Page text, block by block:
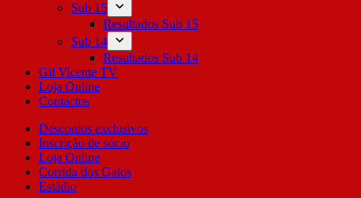
Sub 15
Resultados Sub 15
Sub 14
Resultados Sub 14
Gil Vicente TV
Loja Online
Contactos
Descontos exclusivos
Inscrição de sócio
Loja Online
Corrida dos Galos
Estádio